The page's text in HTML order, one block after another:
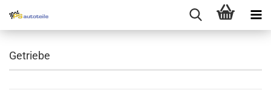
Getriebe